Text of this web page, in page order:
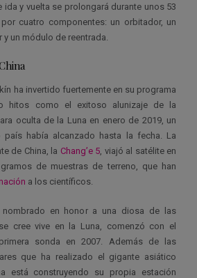
ida y vuelta se prolongará durante unos 53
cuatro componentes: un orbitador, un
un módulo de reentrada.
ha invertido fuertemente en su programa
hitos como el exitoso alunizaje de la
oculta de la Luna en enero de 2019, un
había alcanzado hasta la fecha. La
de China, la Chang’e 5 , viajó al satélite en
de muestras de terreno, que han
a los científicos.
nombrado en honor a una diosa de las
cree vive en la Luna, comenzó con el
sonda en 2007. Además de las
que ha realizado el gigante asiático
está construyendo su propia estación